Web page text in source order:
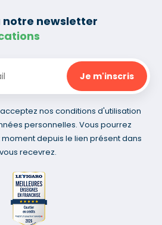
notre newsletter
nos conditions d'utilisation
personnelles. Vous pourrez
depuis le lien présent dans
recevrez.